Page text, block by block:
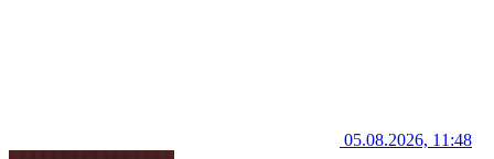
05.08.2026, 11:48